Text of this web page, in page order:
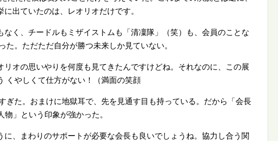
出ていたのは、レオリオだけです。
なく、チードルもミザイストムも「清凜隊」（笑）も、会員のことな
た。ただただ自分が勝つ未来しか見ていない。
リオの思いやりを何度も見てきたんですけどね。それなのに、この展
くやしくて仕方がない！（満面の笑顔
ぎた。おまけに地獄耳で、先を見通す目も持っている。だから「会長
物」という印象が強かった。
に、まわりのサポートが必要な会長も良いでしょうね。協力し合う関